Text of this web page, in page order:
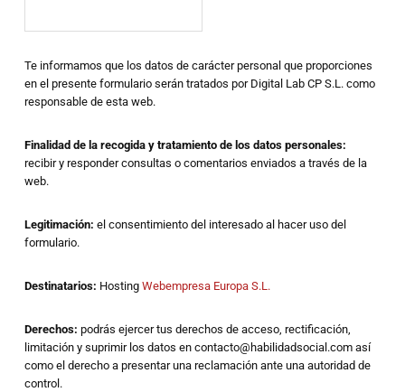
Te informamos que los datos de carácter personal que proporciones
en el presente formulario serán tratados por Digital Lab CP S.L. como
responsable de esta web.
Finalidad de la recogida y tratamiento de los datos personales:
recibir y responder consultas o comentarios enviados a través de la
web.
Legitimación: el consentimiento del interesado al hacer uso del
formulario.
Destinatarios: HostingWebempresa Europa S.L.
Derechos: podrás ejercer tus derechos de acceso, rectificación,
limitación y suprimir los datos en contacto@habilidadsocial.com así
como el derecho a presentar una reclamación ante una autoridad de
control.